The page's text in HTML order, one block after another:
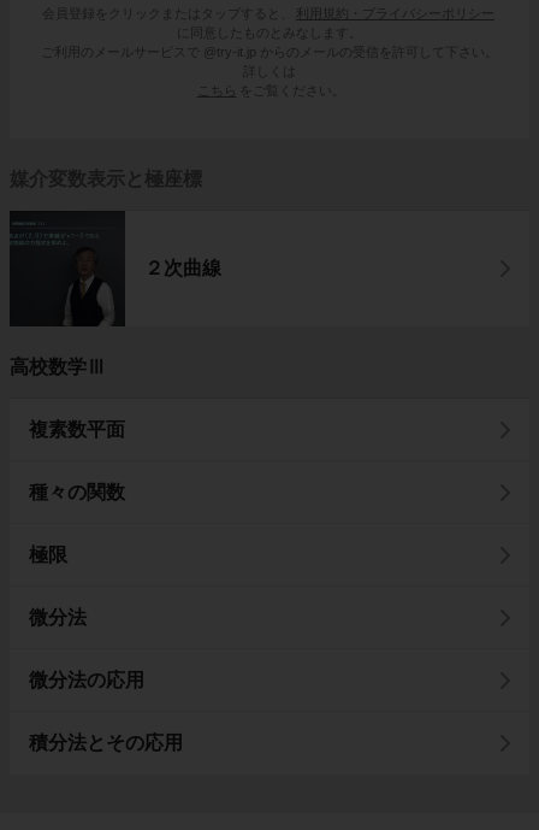
会員登録をクリックまたはタップすると、
利用規約・プライバシーポリシー
に同意したものとみなします。
ご利用のメールサービスで @try-it.jp からのメールの受信を許可して下さい。
詳しくは
こちら
をご覧ください。
媒介変数表示と極座標
２次曲線
高校数学Ⅲ
複素数平面
種々の関数
極限
微分法
微分法の応用
積分法とその応用